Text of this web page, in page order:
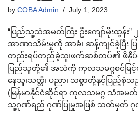
by COBA Admin July 1, 2023
“ပြည်သူ့သံအမတ်ကြီး ဦးကျော်မိုးထွန်း”
အာဏာသိမ်းမှုကို အာခံ၊ ဆန့်ကျင်ခဲ့ပြီ
တည်းရပ်တည်ခဲ့သူ၊ဖက်ဆစ်တပ်၏ ဖိနှိပ်မှုမ
ပြည်သူတို့၏ အသံကို ကုလသမဂ္ဂစင်မြင့်တွ
နေသူ၊သတ္တိ၊ ပညာ၊ သစ္စာတို့နှင့်ပြည့်စုံသ
(မြန်မာနိုင်ငံဆိုင်ရာ ကုလသမဂ္ဂ သံအမတ်
သူ့ဂုဏ်ရည် ဂုဏ်ပြုမှုအဖြစ် သတ်မှတ် ဂုဏ်